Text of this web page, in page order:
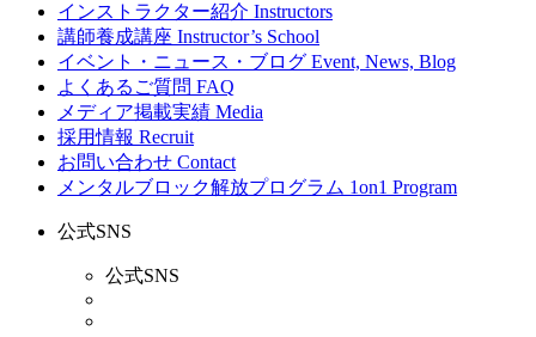
インストラクター紹介 Instructors
講師養成講座 Instructor’s School
イベント・ニュース・ブログ Event, News, Blog
よくあるご質問 FAQ
メディア掲載実績 Media
採用情報 Recruit
お問い合わせ Contact
メンタルブロック解放プログラム 1on1 Program
公式SNS
公式SNS